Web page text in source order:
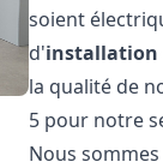
soient
d'installation
la qualité de
5 pour notre
Nous sommes